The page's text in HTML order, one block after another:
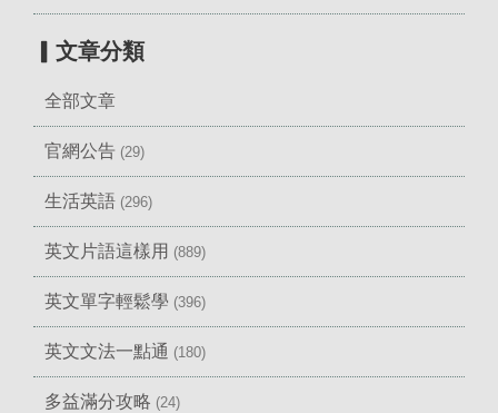
▎文章分類
全部文章
官網公告 (29)
生活英語 (296)
英文片語這樣用 (889)
英文單字輕鬆學 (396)
英文文法一點通 (180)
多益滿分攻略 (24)